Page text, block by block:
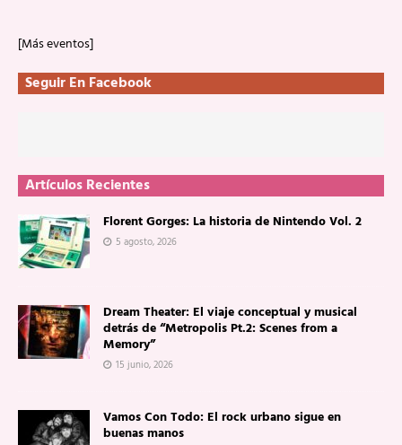
[Más eventos]
Seguir En Facebook
Artículos Recientes
Florent Gorges: La historia de Nintendo Vol. 2
5 agosto, 2026
Dream Theater: El viaje conceptual y musical
detrás de “Metropolis Pt.2: Scenes from a
Memory”
15 junio, 2026
Vamos Con Todo: El rock urbano sigue en
buenas manos